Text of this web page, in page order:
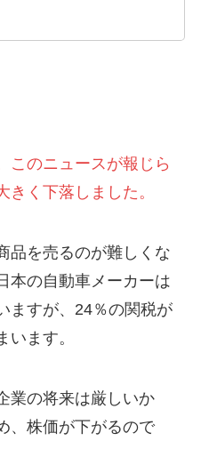
このニュースが報じら
く下落しました。
品を売るのが難しくな
本の自動車メーカーは
ますが、24％の関税が
ます。
業の将来は厳しいか
、株価が下がるので